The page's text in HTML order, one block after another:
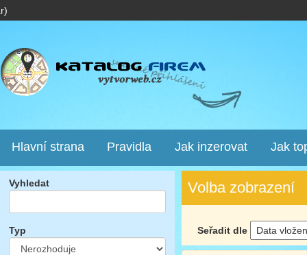
Hlavní strana Pravidla Jak inzerovat Jak
Vyhledat
Typ
Volba zobrazení
Seřadit dle